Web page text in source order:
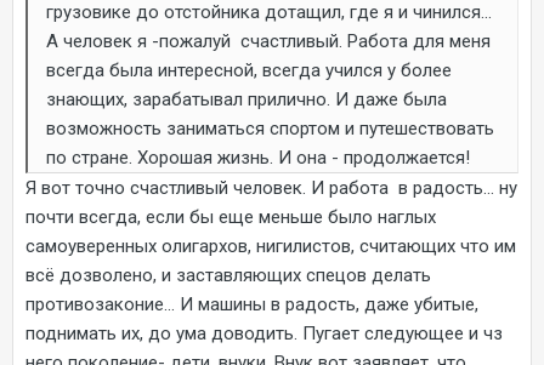
грузовике до отстойника дотащил, где я и чинился...
А человек я -пожалуй счастливый. Работа для меня
всегда была интересной, всегда учился у более
знающих, зарабатывал прилично. И даже была
возможность заниматься спортом и путешествовать
по стране. Хорошая жизнь. И она - продолжается!
Я вот точно счастливый человек. И работа в радость... ну
почти всегда, если бы еще меньше было наглых
самоуверенных олигархов, нигилистов, считающих что им
всё дозволено, и заставляющих спецов делать
противозаконие… И машины в радость, даже убитые,
поднимать их, до ума доводить. Пугает следующее и чз